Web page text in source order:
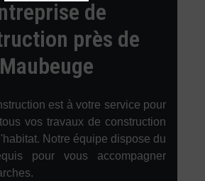
de
près de
Maubeuge
est à votre service pour
vos travaux de construction
Notre équipe dispose du
pour vous accompagner